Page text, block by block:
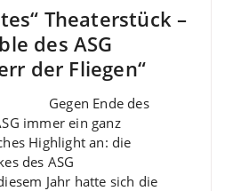
Theaterstück –
des ASG
der Fliegen“
Gegen Ende des
immer ein ganz
Highlight an: die
des ASG
Jahr hatte sich die